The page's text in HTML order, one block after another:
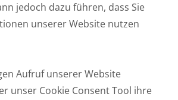
jedoch dazu führen, dass Sie
unserer Website nutzen
Aufruf unserer Website
unser Cookie Consent Tool ihre